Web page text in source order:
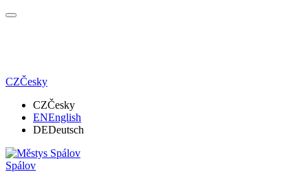
CZČesky
CZČesky
ENEnglish
DEDeutsch
Spálov